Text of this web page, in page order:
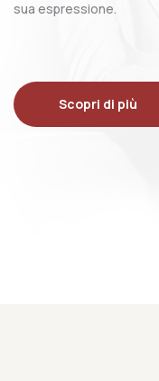
sua espressione.
Scopri di più